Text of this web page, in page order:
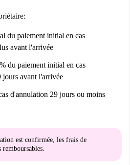
du paiement initial en cas
avant l'arrivée
du paiement initial en cas
jours avant l'arrivée
d'annulation 29 jours ou moins
est confirmée, les frais de
remboursables.